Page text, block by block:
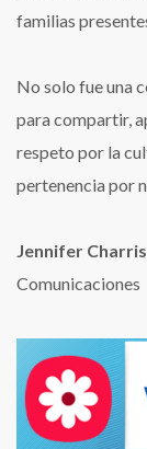
familias
No solo fue una
para compartir,
respeto por la
pertenencia por
Jennifer
Comunicaciones